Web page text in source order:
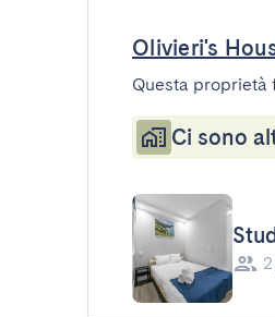
Olivieri's
Questa proprietà
Ci sono
2